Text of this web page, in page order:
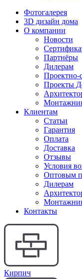
Фотогалерея
3D дизайн дома
О компании
Новости
Партнёры
Дилерам
Проектно-
Проекты
Клиентам
Статьи
Гарантия
Оплата
Доставка
Отзывы
Условия
Оптовым
Дилерам
Контакты
Кирпич